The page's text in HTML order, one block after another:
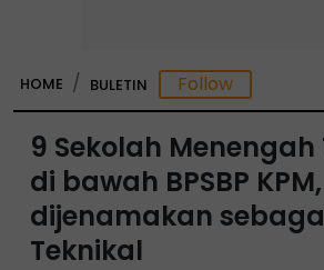
HOME BULETIN
9 Sekolah Menengah
di bawah BPSBP KPM,
dijenamakan
Teknikal